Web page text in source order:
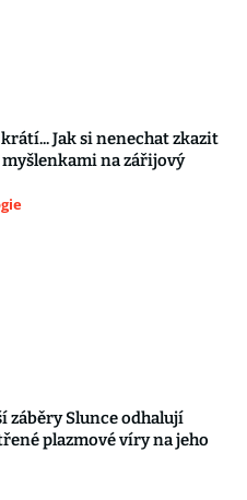
Jak si nenechat zkazit
na zářijový
záběry Slunce odhalují
plazmové víry na jeho